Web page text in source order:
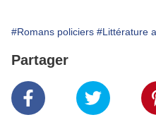
#Romans policiers #Littérature
Partager